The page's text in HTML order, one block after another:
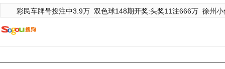
彩民车牌号投注中3.9万 双色球148期开奖:头奖11注666万 徐州